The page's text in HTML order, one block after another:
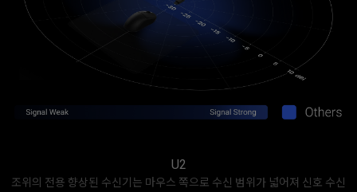
U2
조위의 전용 향상된 수신기는 마우스 쪽으로 수신 범위가 넓어져 신호 수신